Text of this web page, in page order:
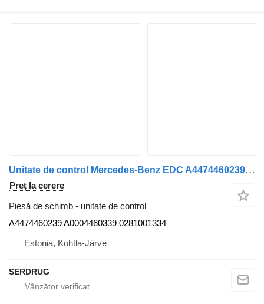
Unitate de control Mercedes-Benz EDC A4474460239 A0004460339 0281001334 pentru autobuz Mercedes-Benz o405
Preț la cerere
Piesă de schimb - unitate de control
A4474460239 A0004460339 0281001334
Estonia, Kohtla-Järve
SERDRUG